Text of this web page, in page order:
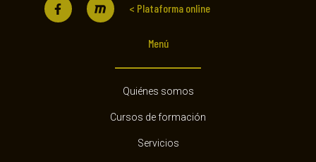
< Plataforma online
Menú
Quiénes somos
Cursos de formación
Servicios